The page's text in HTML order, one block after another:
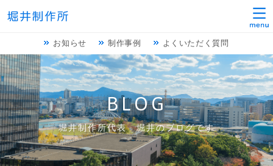
お知らせ 制作事例 よくいただく質問
BLOG
堀井制作所代表 堀井のブログです